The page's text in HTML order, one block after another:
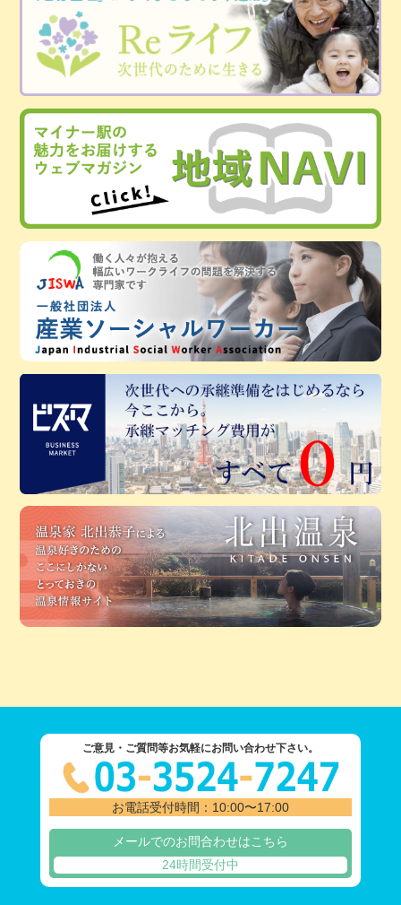
ご意見・ご質問等お気軽にお問い合わせ下さい。
お電話受付時間：10:00〜17:00
メールでのお問合わせはこちら
24時間受付中